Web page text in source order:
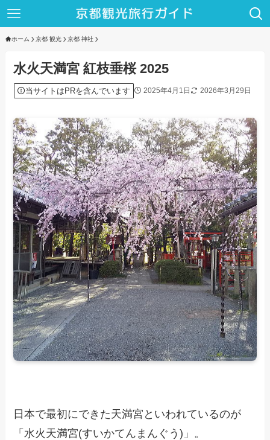
ホーム 京都 観光 京都 神社
水火天満宮 紅枝垂桜 2025
当サイトはPRを含んでいます 2025年4月1日 2026年3月29日
日本で最初にできた天満宮といわれているのが
「水火天満宮(すいかてんまんぐう)」。